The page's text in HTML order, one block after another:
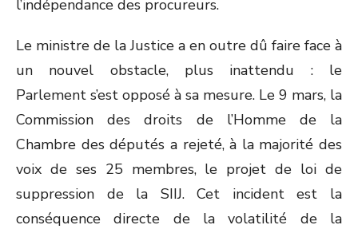
l’indépendance des procureurs.
Le ministre de la Justice a en outre dû faire face à
un nouvel obstacle, plus inattendu : le
Parlement s’est opposé à sa mesure. Le 9 mars, la
Commission des droits de l’Homme de la
Chambre des députés a rejeté, à la majorité des
voix de ses 25 membres, le projet de loi de
suppression de la SIIJ. Cet incident est la
conséquence directe de la volatilité de la